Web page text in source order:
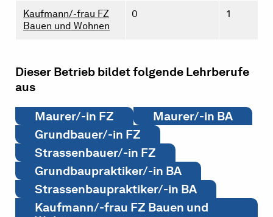
Kaufmann/-frau FZ
Bauen und Wohnen
0 1
Dieser Betrieb bildet folgende Lehrberufe
aus
Maurer/-in FZ
Maurer/-in BA
Grundbauer/-in FZ
Strassenbauer/-in FZ
Grundbaupraktiker/-in BA
Strassenbaupraktiker/-in BA
Kaufmann/-frau FZ Bauen und